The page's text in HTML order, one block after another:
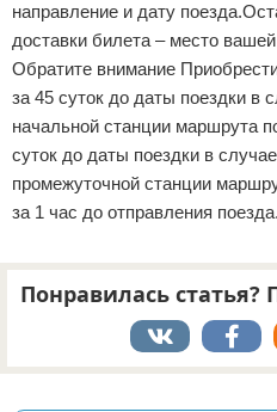
направление и дату
доставки билета – место
Обратите внимание
за 45 суток до даты поездки в
начальной станции маршрута
суток до даты поездки в
промежуточной станции
за 1 час до отправления поезда.
Понравилась статья?